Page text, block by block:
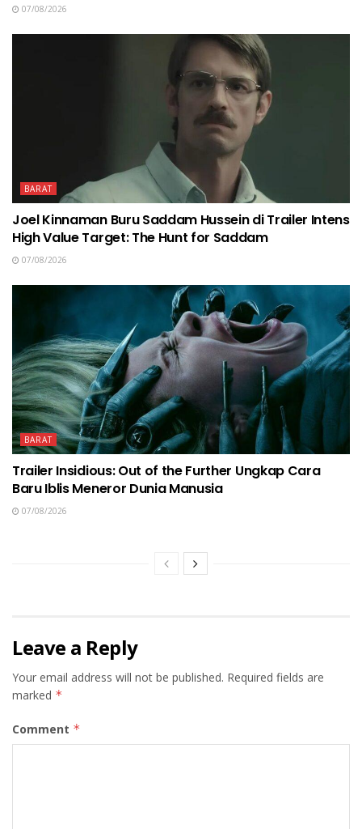
07/08/2026
BARAT
Joel Kinnaman Buru Saddam Hussein di Trailer Intens
High Value Target: The Hunt for Saddam
07/08/2026
BARAT
Trailer Insidious: Out of the Further Ungkap Cara
Baru Iblis Meneror Dunia Manusia
07/08/2026
Leave a Reply
Your email address will not be published. Required fields are
marked *
Comment *